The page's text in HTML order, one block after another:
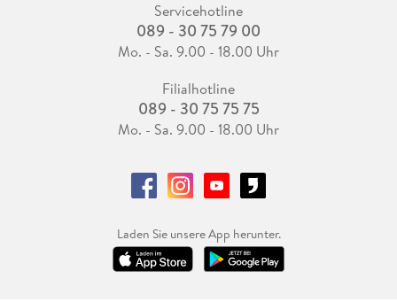
Servicehotline
089 - 30 75 79 00
Mo. - Sa. 9.00 - 18.00 Uhr
Filialhotline
089 - 30 75 75 75
Mo. - Sa. 9.00 - 18.00 Uhr
Laden Sie unsere App herunter.